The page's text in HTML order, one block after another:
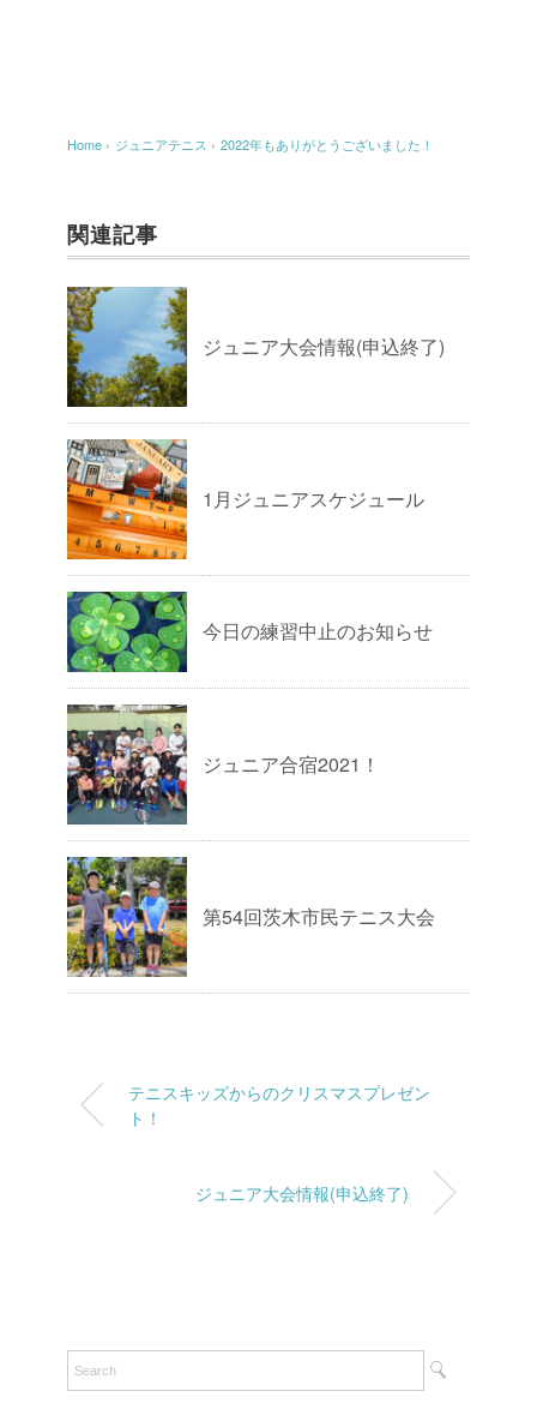
Home › ジュニアテニス › 2022年もありがとうございました！
関連記事
ジュニア大会情報(申込終了)
1月ジュニアスケジュール
今日の練習中止のお知らせ
ジュニア合宿2021！
第54回茨木市民テニス大会
テニスキッズからのクリスマスプレゼン
ト！
ジュニア大会情報(申込終了)